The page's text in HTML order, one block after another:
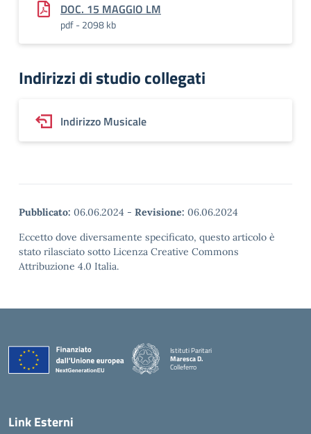
DOC. 15 MAGGIO LM
pdf - 2098 kb
Indirizzi di studio collegati
Indirizzo Musicale
Pubblicato: 06.06.2024 - Revisione: 06.06.2024
Eccetto dove diversamente specificato, questo articolo è
stato rilasciato sotto Licenza Creative Commons
Attribuzione 4.0 Italia.
Istituti Paritari
Maresca D.
Colleferro
Link Esterni